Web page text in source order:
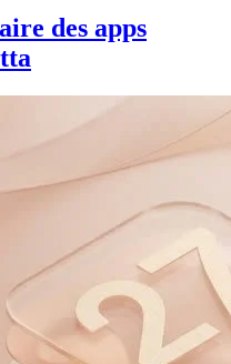
des apps